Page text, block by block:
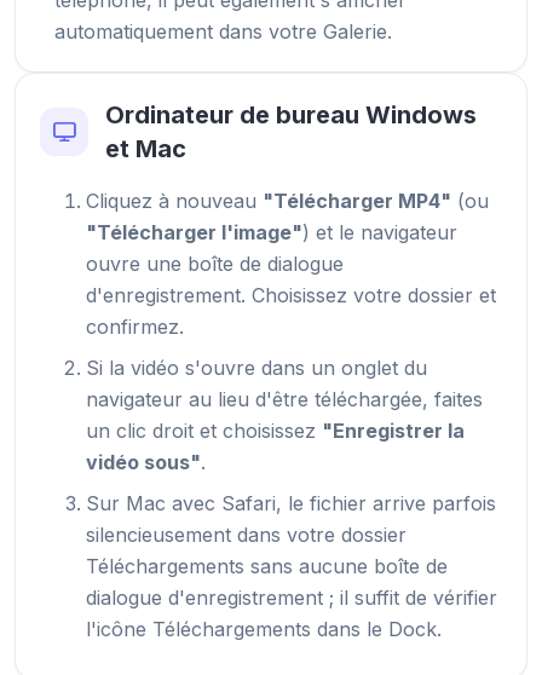
automatiquement dans votre Galerie.
Ordinateur de bureau Windows
et Mac
Cliquez à nouveau "Télécharger MP4" (ou
"Télécharger l'image") et le navigateur
ouvre une boîte de dialogue
d'enregistrement. Choisissez votre dossier et
confirmez.
Si la vidéo s'ouvre dans un onglet du
navigateur au lieu d'être téléchargée, faites
un clic droit et choisissez "Enregistrer la
vidéo sous".
Sur Mac avec Safari, le fichier arrive parfois
silencieusement dans votre dossier
Téléchargements sans aucune boîte de
dialogue d'enregistrement ; il suffit de vérifier
l'icône Téléchargements dans le Dock.